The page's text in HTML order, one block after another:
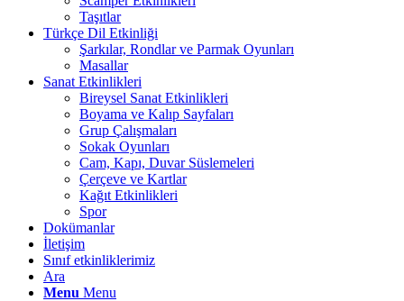
Taşıtlar
Türkçe Dil Etkinliği
Şarkılar, Rondlar ve Parmak Oyunları
Masallar
Sanat Etkinlikleri
Bireysel Sanat Etkinlikleri
Boyama ve Kalıp Sayfaları
Grup Çalışmaları
Sokak Oyunları
Cam, Kapı, Duvar Süslemeleri
Çerçeve ve Kartlar
Kağıt Etkinlikleri
Spor
Dokümanlar
İletişim
Sınıf etkinliklerimiz
Ara
Menu Menu